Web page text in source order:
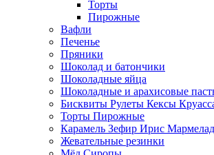
Торты
Пирожные
Вафли
Печенье
Пряники
Шоколад и батончики
Шоколадные яйца
Шоколадные и арахисовые
Бисквиты Рулеты Кексы
Торты Пирожные
Карамель Зефир Ирис Мармелад
Жевательные резинки